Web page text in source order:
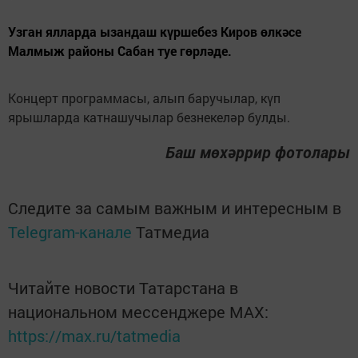
Узган ялларда ызандаш күршебез Киров өлкәсе
Малмыж районы Сабан туе гөрләде.
Концерт программасы, алып баручылар, күп
ярышларда катнашучылар безнекеләр булды.
Баш мөхәррир фотолары
Следите за самым важным и интересным в
Telegram-канале Татмедиа
Читайте новости Татарстана в
национальном мессенджере MАХ:
https://max.ru/tatmedia